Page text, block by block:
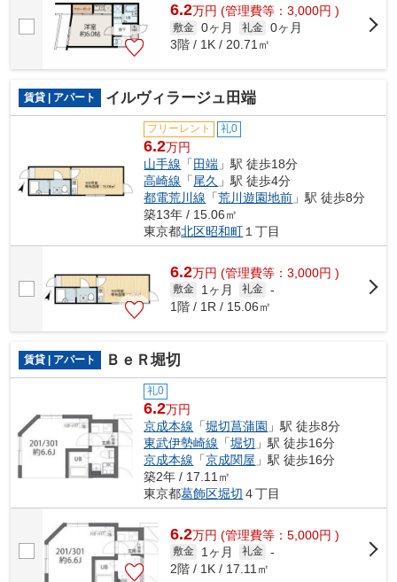
6.2万円 (管理費等：3,000円 )
敷金 0ヶ月 礼金 0ヶ月
3階 / 1K / 20.71㎡
賃貸 | アパート イルヴィラージュ田端
フリーレント 礼0
6.2万円
山手線 「 田端 」駅 徒歩18分
高崎線 「尾久 」駅 徒歩4分
都電荒川線 「荒川遊園地前 」駅 徒歩8分
築13年 / 15.06㎡
東京都北区昭和町１丁目
6.2万円 (管理費等：3,000円 )
敷金 1ヶ月 礼金 -
1階 / 1R / 15.06㎡
賃貸 | アパート ＢｅＲ堀切
礼0
6.2万円
京成本線 「堀切菖蒲園 」駅 徒歩8分
東武伊勢崎線 「堀切 」駅 徒歩16分
京成本線 「京成関屋 」駅 徒歩16分
築2年 / 17.11㎡
東京都葛飾区堀切 ４丁目
6.2万円 (管理費等：5,000円 )
敷金 1ヶ月 礼金 -
2階 / 1K / 17.11㎡